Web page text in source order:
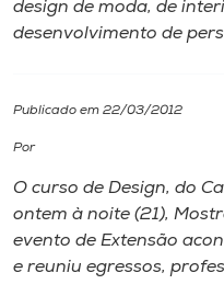
Internacionalização
Cultura
design de moda, de
desenvolvimento de
Publicado em 22/03/2012
Por
O curso de Design, do
ontem à noite (21),
evento de Extensão
e reuniu egressos,